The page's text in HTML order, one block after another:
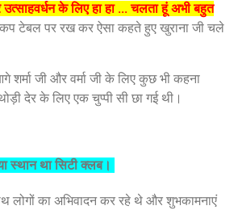
के लिए हा हा ... चलता हूं अभी बहुत
टेबल पर रख कर ऐसा कहते हुए खुराना जी चले
शर्मा जी और वर्मा जी के लिए कुछ भी कहना
देर के लिए एक चुप्पी सी छा गई थी।
स्थान था सिटी क्लब।
लोगों का अभिवादन कर रहे थे और शुभकामनाएं